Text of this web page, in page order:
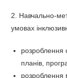
2. Навчально-
умовах
розроблення
планів,
розроблення